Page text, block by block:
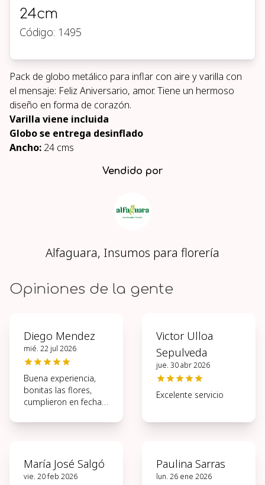
24cm
Código: 1495
Pack de globo metálico para inflar con aire y varilla con
el mensaje: Feliz Aniversario, amor. Tiene un hermoso
diseño en forma de corazón.
Varilla viene incluida
Globo se entrega desinflado
Ancho: 24 cms
Vendido por
Alfaguara, Insumos para florería
Opiniones de la gente
Diego Mendez
mié. 22 jul 2026
Buena experiencia,
bonitas las flores,
cumplieron en fecha y
Victor Ulloa
Sepulveda
jue. 30 abr 2026
Excelente servicio
María José Salgó
vie. 20 feb 2026
Paulina Sarras
lun. 26 ene 2026